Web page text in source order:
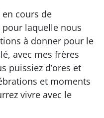
cours de
pour laquelle nous
à donner pour le
avec mes frères
puissiez d’ores et
et moments
vivre avec le